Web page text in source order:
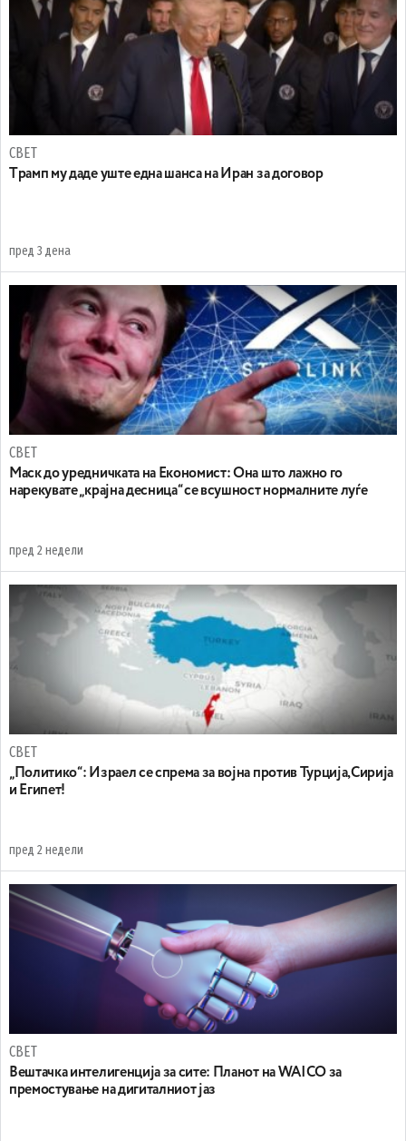
СВЕТ
Tрамп му даде уште една шанса на Иран за договор
пред 3 дена
СВЕТ
Маск до уредничката на Економист: Она што лажно го
нарекувате „крајна десница“ се всушност нормалните луѓе
пред 2 недели
СВЕТ
„Политико“: Израел се спрема за војна против Турција,Сирија
и Египет!
пред 2 недели
СВЕТ
Вештачка интелигенција за сите: Планот на WAICO за
премостување на дигиталниот јаз